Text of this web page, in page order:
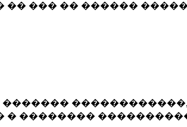
�� ��� �� ������
��������